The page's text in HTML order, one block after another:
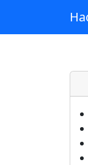
Skip to main